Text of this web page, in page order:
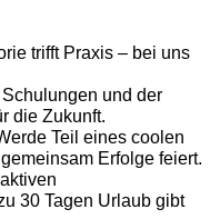
trifft Praxis – bei uns
und der
die Zukunft.
Teil eines coolen
Erfolge feiert.
30 Tagen Urlaub gibt